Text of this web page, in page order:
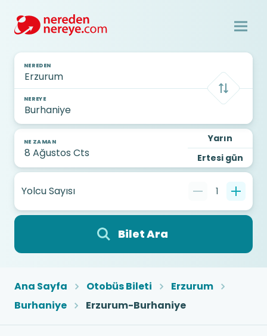
NEREDEN
NEREYE
NE ZAMAN
Yarın
Ertesi gün
Yolcu Sayısı 1
Bilet Ara
Ana Sayfa Otobüs Bileti
Erzurum
Burhaniye
Erzurum-Burhaniye